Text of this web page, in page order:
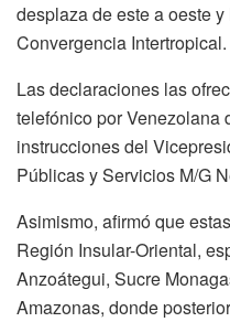
desplaza de este a oeste
Convergencia Intertropical.
Las declaraciones las
telefónico por Venezolana
instrucciones del
Públicas y Servicios M/G
Asimismo, afirmó que
Región Insular-Oriental,
Anzoátegui, Sucre
Amazonas, donde